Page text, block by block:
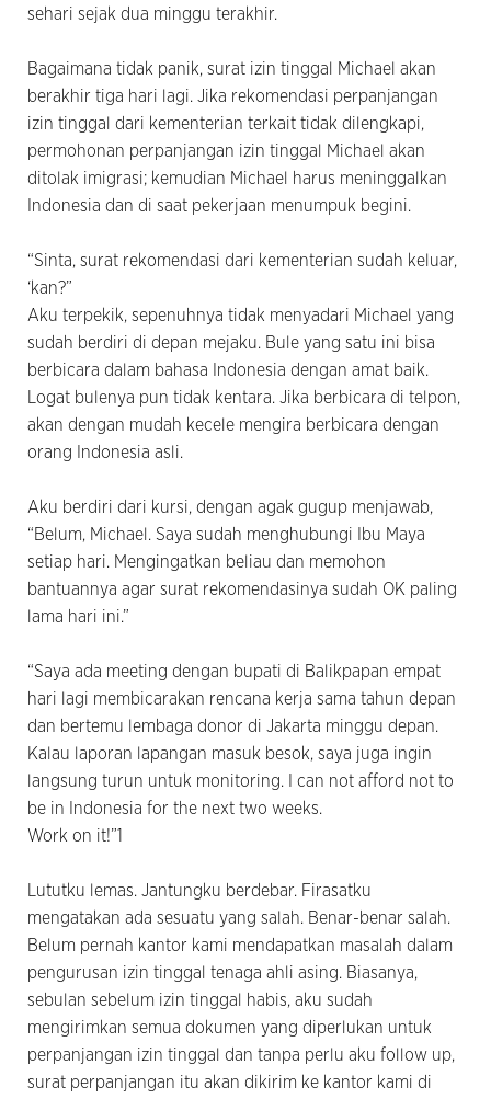
sehari sejak dua minggu terakhir.
Bagaimana tidak panik, surat izin tinggal Michael akan
berakhir tiga hari lagi. Jika rekomendasi perpanjangan
izin tinggal dari kementerian terkait tidak dilengkapi,
permohonan perpanjangan izin tinggal Michael akan
ditolak imigrasi; kemudian Michael harus meninggalkan
Indonesia dan di saat pekerjaan menumpuk begini.
“Sinta, surat rekomendasi dari kementerian sudah keluar,
‘kan?”
Aku terpekik, sepenuhnya tidak menyadari Michael yang
sudah berdiri di depan mejaku. Bule yang satu ini bisa
berbicara dalam bahasa Indonesia dengan amat baik.
Logat bulenya pun tidak kentara. Jika berbicara di telpon,
akan dengan mudah kecele mengira berbicara dengan
orang Indonesia asli.
Aku berdiri dari kursi, dengan agak gugup menjawab,
“Belum, Michael. Saya sudah menghubungi Ibu Maya
setiap hari. Mengingatkan beliau dan memohon
bantuannya agar surat rekomendasinya sudah OK paling
lama hari ini.”
“Saya ada meeting dengan bupati di Balikpapan empat
hari lagi membicarakan rencana kerja sama tahun depan
dan bertemu lembaga donor di Jakarta minggu depan.
Kalau laporan lapangan masuk besok, saya juga ingin
langsung turun untuk monitoring. I can not afford not to
be in Indonesia for the next two weeks.
Work on it!”1
Lututku lemas. Jantungku berdebar. Firasatku
mengatakan ada sesuatu yang salah. Benar-benar salah.
Belum pernah kantor kami mendapatkan masalah dalam
pengurusan izin tinggal tenaga ahli asing. Biasanya,
sebulan sebelum izin tinggal habis, aku sudah
mengirimkan semua dokumen yang diperlukan untuk
perpanjangan izin tinggal dan tanpa perlu aku follow up,
surat perpanjangan itu akan dikirim ke kantor kami di